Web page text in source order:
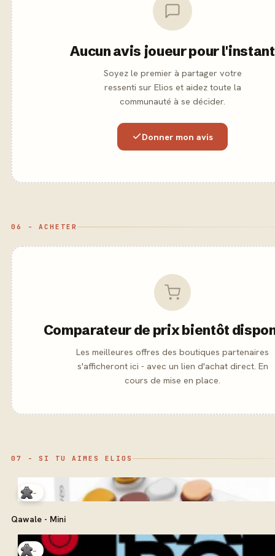
Aucun avis joueur pour l'instant
Soyez le premier à partager votre
ressenti sur Elios et aidez toute la
communauté à se décider.
Donner mon avis
06 - ACHETER
Comparateur de prix bientôt
Les meilleures offres des boutiques partenaires
s'afficheront ici - avec un lien d'achat direct. En
cours de mise en place.
07 - SI TU AIMES ELIOS
-
Qawale - Mini
-